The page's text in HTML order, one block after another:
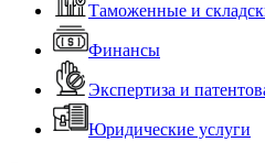
Таможенные и
Финансы
Экспертиза и
Юридические услуги